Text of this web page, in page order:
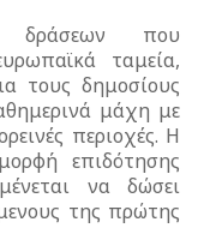
που
ταμεία,
τους δημοσίους
μάχη με
περιοχές. Η
επιδότησης
να δώσει
της πρώτης